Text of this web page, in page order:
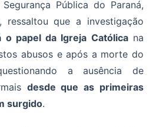
Pública do Paraná,
ressaltou que a investigação
o papel da Igreja Católicana
abusos e após a morte do
a ausência de
desde que as primeiras
surgido.